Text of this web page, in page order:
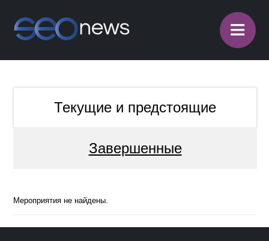
≡
Текущие и предстоящие
Завершенные
Мероприятия не найдены.